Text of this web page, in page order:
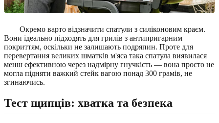
Окремо варто відзначити спатули з силіконовим краєм.
Вони ідеально підходять для грилів з антипригарним
покриттям, оскільки не залишають подряпин. Проте для
перевертання великих шматків м'яса така спатула виявилася
менш ефективною через надмірну гнучкість — вона просто не
могла підняти важкий стейк вагою понад 300 грамів, не
згинаючись.
Тест щипців: хватка та безпека